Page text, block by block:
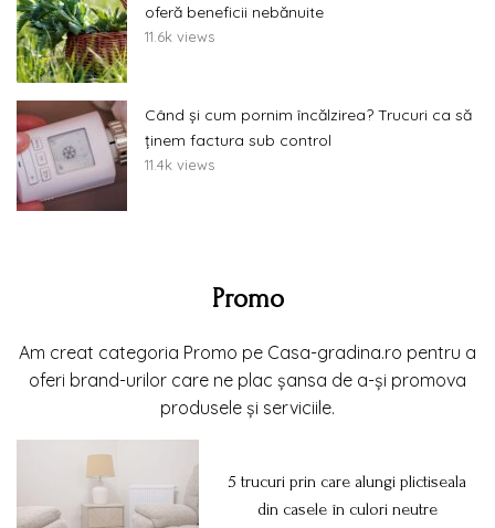
oferă beneficii nebănuite
11.6k views
Când și cum pornim încălzirea? Trucuri ca să
ținem factura sub control
11.4k views
Promo
Am creat categoria Promo pe Casa-gradina.ro pentru a
oferi brand-urilor care ne plac șansa de a-și promova
produsele și serviciile.
5 trucuri prin care alungi plictiseala
din casele în culori neutre